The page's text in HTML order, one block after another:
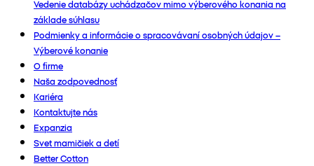
Vedenie databázy uchádzačov mimo výberového konania na
základe súhlasu
Podmienky a informácie o spracovávaní osobných údajov –
Výberové konanie
O firme
Naša zodpovednosť
Kariéra
Kontaktujte nás
Expanzia
Svet mamičiek a detí
Better Cotton